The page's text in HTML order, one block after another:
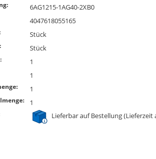
6AG1215-1AG40-2XB0
4047618055165
Stück
Stück
1
1
1
1
Lieferbar auf Bestellung (Lieferzeit